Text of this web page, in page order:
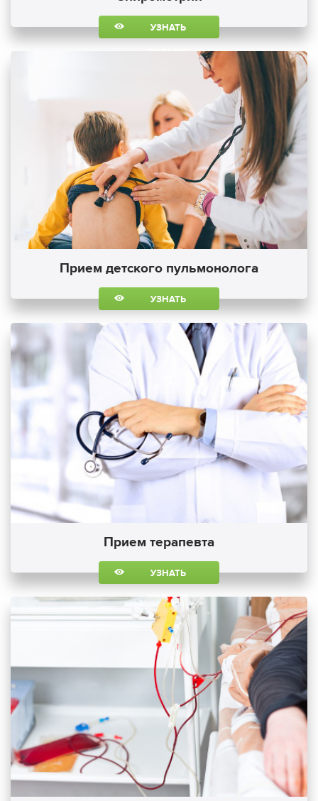
УЗНАТЬ
БОЛЬШЕ
Прием детского пульмонолога
УЗНАТЬ
БОЛЬШЕ
Прием терапевта
УЗНАТЬ
БОЛЬШЕ